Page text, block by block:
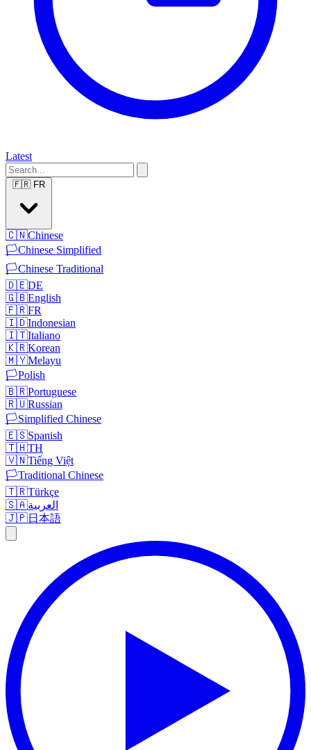
Latest
🇫🇷 FR
🇨🇳Chinese
🏳️Chinese Simplified
🏳️Chinese Traditional
🇩🇪DE
🇬🇧English
🇫🇷FR
🇮🇩Indonesian
🇮🇹Italiano
🇰🇷Korean
🇲🇾Melayu
🏳️Polish
🇧🇷Portuguese
🇷🇺Russian
🏳️Simplified Chinese
🇪🇸Spanish
🇹🇭TH
🇻🇳Tiếng Việt
🏳️Traditional Chinese
🇹🇷Türkçe
🇸🇦العربية
🇯🇵日本語